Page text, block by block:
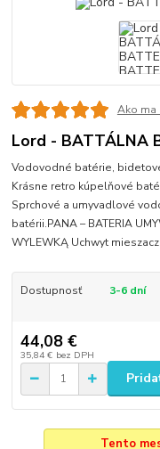
Ako ma
Lord - BATTÁLNA
Vodovodné batérie,
Krásne retro kúpelňové
Sprchové a umyvadlové
batérii.PANA – BATERIA
WYLEWKĄ Uchwyt
Dostupnosť 3-6 dní
44,08 €
35,84 € bez DPH
Tento